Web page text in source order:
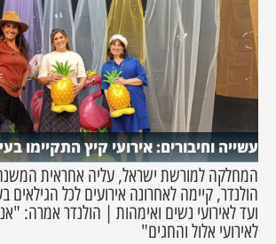
עשייה וחיבורים: אירועי קיץ התקיימו
המחלקה למורשת ישראל, עליה אחראית
הולנדר, קיימה לאחרונה אירועים לכל הגילאים
ועד לאירועי נשים ואימהות | הולנדר אמרה:
לאירועי אלול והחגים"